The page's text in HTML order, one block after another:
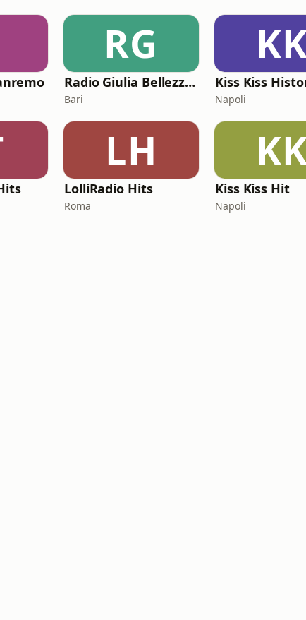
RG
Radio Giulia Bellezze Italiane
Bari
Kiss Kiss
Napoli
LH
LolliRadio Hits
Roma
Kiss Kiss Hit
Napoli